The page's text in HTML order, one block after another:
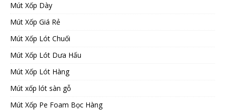
Mút Xốp Dày
Mút Xốp Giá Rẻ
Mút Xốp Lót Chuối
Mút Xốp Lót Dưa Hấu
Mút Xốp Lót Hàng
Mút xốp lót sàn gỗ
Mút Xốp Pe Foam Bọc Hàng